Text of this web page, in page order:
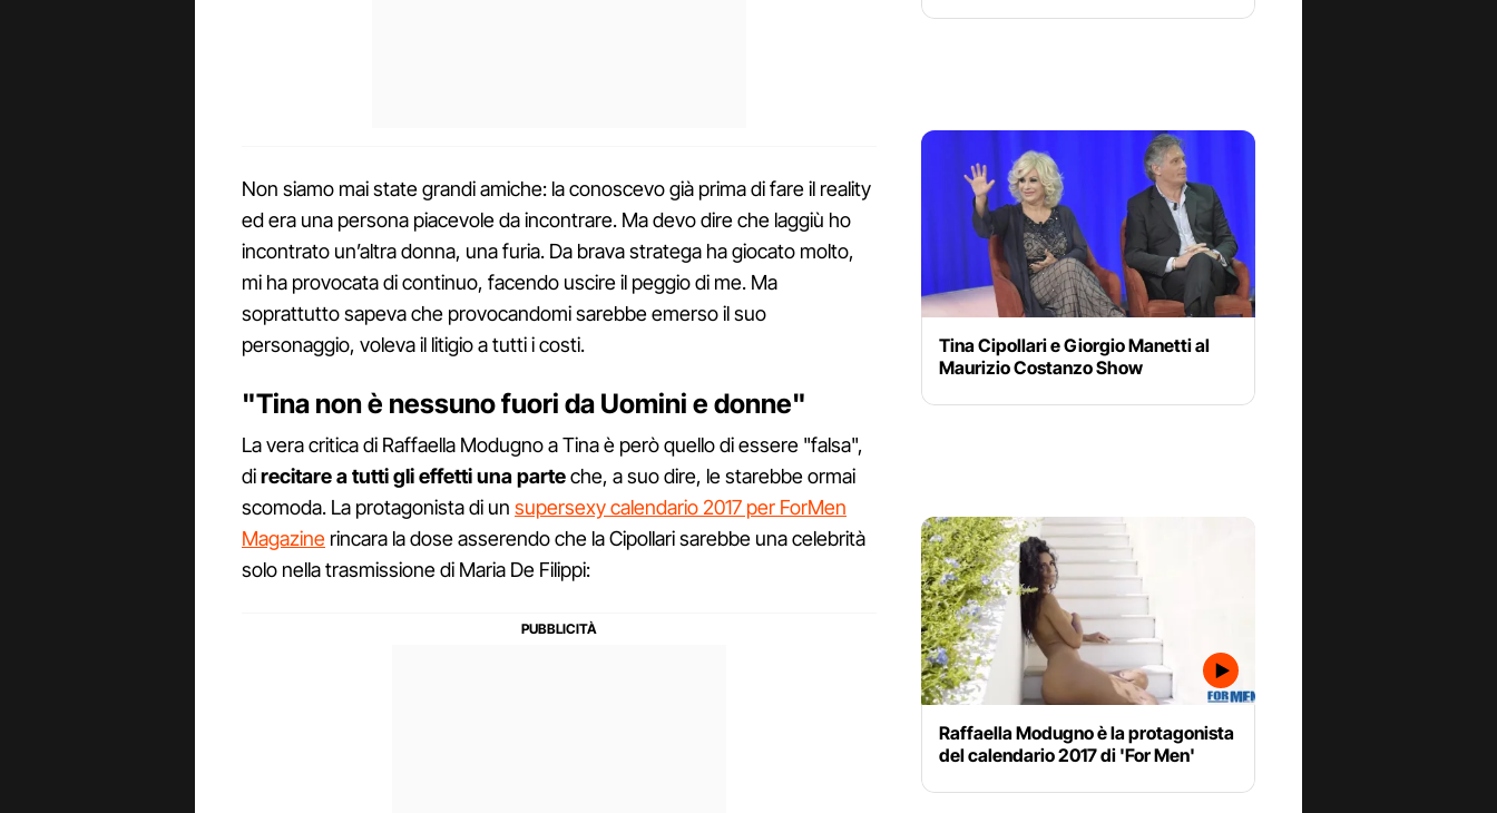
Non siamo mai state grandi amiche: la conoscevo già prima di fare il reality
ed era una persona piacevole da incontrare. Ma devo dire che laggiù ho
incontrato un’altra donna, una furia. Da brava stratega ha giocato molto,
mi ha provocata di continuo, facendo uscire il peggio di me. Ma
soprattutto sapeva che provocandomi sarebbe emerso il suo
personaggio, voleva il litigio a tutti i costi.
"Tina non è nessuno fuori da Uomini e donne"
La vera critica di Raffaella Modugno a Tina è però quello di essere "falsa",
direcitare a tutti gli effetti una parteche, a suo dire, le starebbe ormai
scomoda. La protagonista di un supersexy calendario 2017 per ForMen
Magazine rincara la dose asserendo che la Cipollari sarebbe una celebrità
solo nella trasmissione di Maria De Filippi:
Tina Cipollari e Giorgio Manetti al
Maurizio Costanzo Show
Raffaella Modugno è la protagonista
del calendario 2017 di 'For Men'